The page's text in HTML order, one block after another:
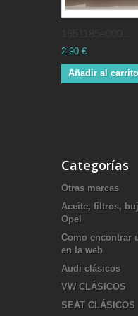
2.90 €
Añadir al carrito
Categorías
Otras marcas
Aceite, filtros,
Opel
Como encontrar
en la web
Audi clásicos
VW CLÁSICOS
SEAT CLÁSICOS